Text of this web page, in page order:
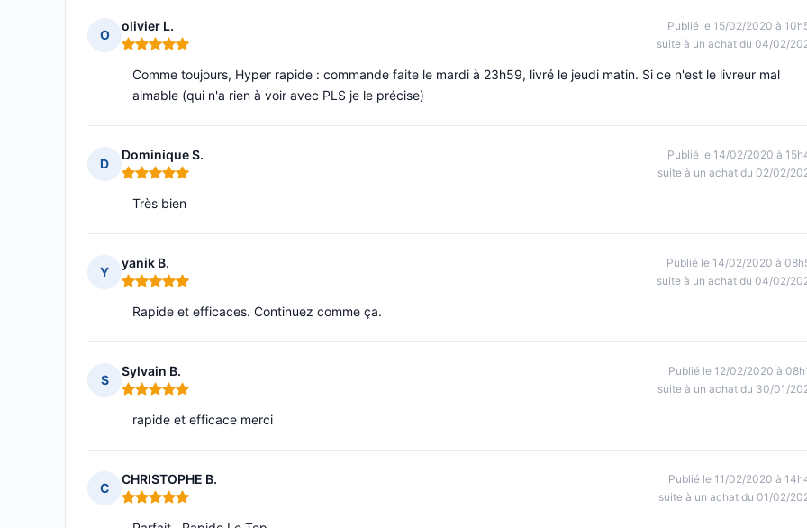
O
olivier L.
Note : 5 sur 5
Publié le 15/02/2020 à
suite à un achat du 04/02/
Comme toujours, Hyper rapide : commande faite le mardi à 23h59, livré le jeudi matin. Si ce n'est le livreur mal
aimable (qui n'a rien à voir avec PLS je le précise)
D
Dominique S.
Note : 5 sur 5
Publié le 14/02/2020 à
suite à un achat du 02/02/
Très bien
Y
yanik B.
Note : 5 sur 5
Publié le 14/02/2020 à
suite à un achat du 04/02/
Rapide et efficaces. Continuez comme ça.
S
Sylvain B.
Note : 5 sur 5
Publié le 12/02/2020 à
suite à un achat du 30/01/
rapide et efficace merci
C
CHRISTOPHE B.
Note : 5 sur 5
Publié le 11/02/2020 à
suite à un achat du 01/02/